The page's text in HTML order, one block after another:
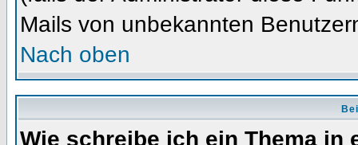
Mails von unbekannten
Nach oben
Wie schreibe ich ein Thema in